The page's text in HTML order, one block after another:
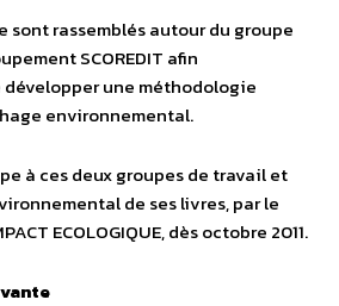
sont rassemblés autour du groupe
SCOREDIT afin
développer une méthodologie
environnemental.
à ces deux groupes de travail et
de ses livres, par le
ECOLOGIQUE, dès octobre 2011.